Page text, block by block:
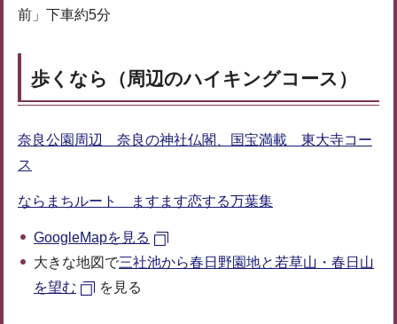
前」下車約5分
歩くなら（周辺のハイキングコース）
奈良公園周辺 奈良の神社仏閣、国宝満載 東大寺コー
ス
ならまちルート ますます恋する万葉集
GoogleMapを見る
大きな地図で三社池から春日野園地と若草山・春日山
を望む
を見る